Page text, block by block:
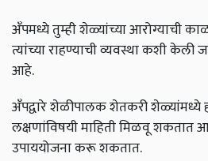
अँपमध्ये तुम्ही शेळ्यांच्या आरोग्याची
त्यांच्या राहण्याची व्यवस्था कशी
आहे.
अँपद्वारे शेळीपालक शेतकरी शेळ्यांमध्ये
लक्षणांविषयी माहिती मिळवू शकतात
उपाययोजना करू शकतात.